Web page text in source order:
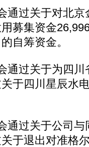
过关于对北京
募集资金
自筹资金。
过关于为四川
于四川星辰水
过关于公司与
于退出对准格